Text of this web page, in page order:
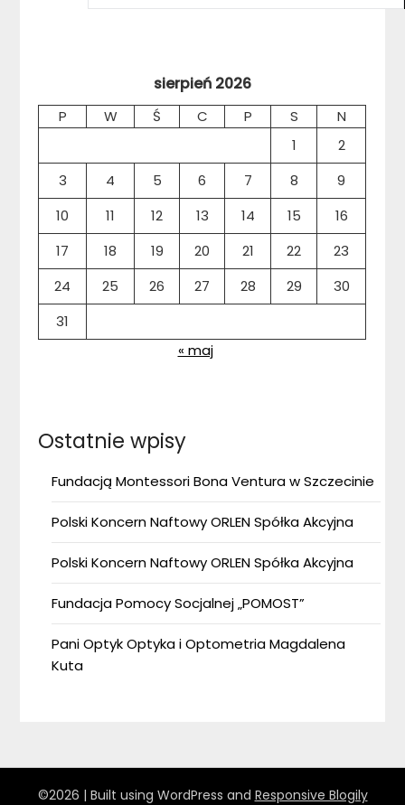
sierpień 2026
P W Ś C P S
N
1
2
3
4 5 6 7 8
9
10
11 12 13 14 15
16
17
18 19 20 21 22
23
24
25 26 27 28 29
30
31
« maj
Ostatnie wpisy
Fundacją Montessori Bona Ventura w Szczecinie
Polski Koncern Naftowy ORLEN Spółka Akcyjna
Polski Koncern Naftowy ORLEN Spółka Akcyjna
Fundacja Pomocy Socjalnej „POMOST”
Pani Optyk Optyka i Optometria Magdalena
Kuta
©2026 | Built using WordPress and Responsive Blogily